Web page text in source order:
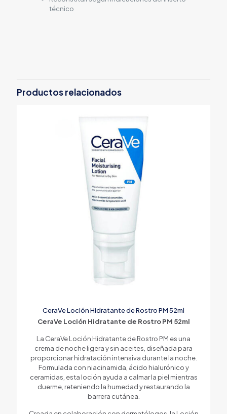
técnico
Productos relacionados
CeraVe Loción Hidratante de Rostro PM 52ml
CeraVe Loción Hidratante de Rostro PM 52ml
La CeraVe Loción Hidratante de Rostro PM es una
crema de noche ligera y sin aceites, diseñada para
proporcionar hidratación intensiva durante la noche.
Formulada con niacinamida, ácido hialurónico y
ceramidas, esta loción ayuda a calmar la piel mientras
duerme, reteniendo la humedad y restaurando la
barrera cutánea.